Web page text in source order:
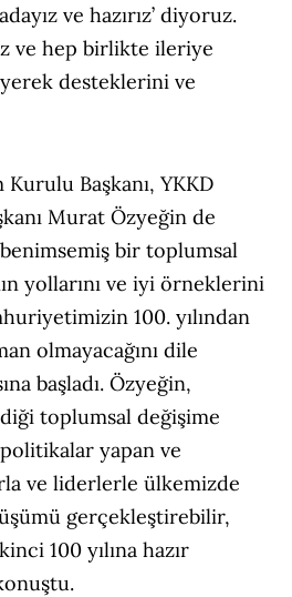
ve hazırız’ diyoruz.
ve hep birlikte ileriye
desteklerini ve
Başkanı, YKKD
Murat Özyeğin de
bir toplumsal
yollarını ve iyi örneklerini
100. yılından
olmayacağını dile
başladı. Özyeğin,
toplumsal değişime
politikalar yapan ve
ve liderlerle ülkemizde
gerçekleştirebilir,
100 yılına hazır